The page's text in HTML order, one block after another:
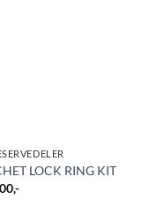
LOCK RING KIT
,-